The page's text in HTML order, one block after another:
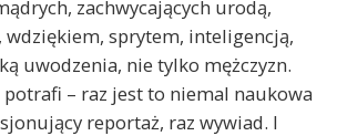
zachwycających urodą,
wdziękiem, sprytem, inteligencją,
uwodzenia, nie tylko mężczyzn.
potrafi – raz jest to niemal naukowa
reportaż, raz wywiad. I